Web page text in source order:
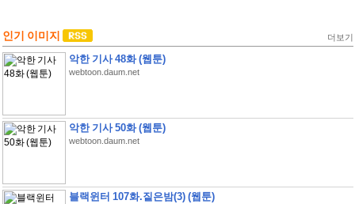
인기 이미지 더보기
악한 기사 48화 (웹툰)
webtoon.daum.net
악한 기사 50화 (웹툰)
webtoon.daum.net
블랙윈터 107화.짙은밤(3) (웹툰)